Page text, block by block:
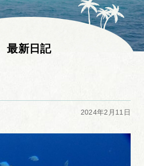
最新日記
2024年2月11日